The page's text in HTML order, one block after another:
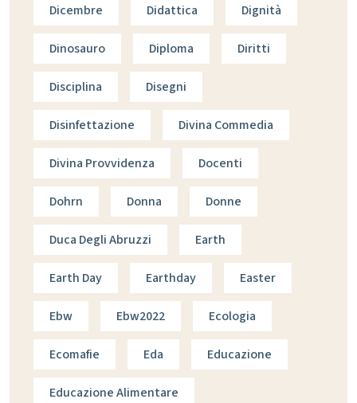
Dicembre Didattica Dignità
Dinosauro Diploma Diritti
Disciplina Disegni
Disinfettazione Divina Commedia
Divina Provvidenza Docenti
Dohrn Donna Donne
Duca Degli Abruzzi Earth
Earth Day Earthday Easter
Ebw Ebw2022 Ecologia
Ecomafie Eda Educazione
Educazione Alimentare